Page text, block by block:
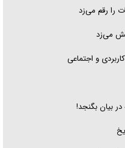
را رقم می‌زد
می‌زد
و اجتماعی
بیان بگنجد!